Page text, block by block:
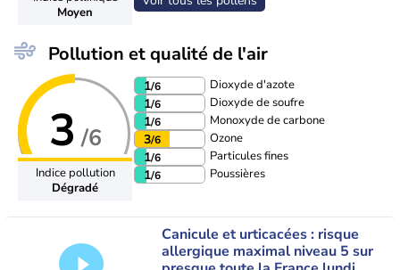
Moyen
Pollution et qualité de l'air
3 /6
Indice pollution
Dégradé
1/6 Dioxyde d'azote
1/6 Dioxyde de soufre
1/6 Monoxyde de carbone
3/6 Ozone
1/6 Particules fines
1/6 Poussières
Canicule et urticacées : risque
allergique maximal niveau 5 sur